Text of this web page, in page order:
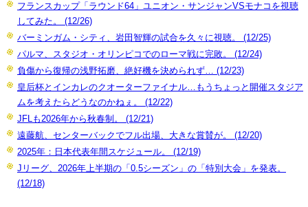
フランスカップ「ラウンド64」ユニオン・サンジャンVSモナコを視聴
してみた。 (12/26)
バーミンガム・シティ、岩田智輝の試合を久々に視聴。 (12/25)
パルマ、スタジオ・オリンピコでのローマ戦に完敗。 (12/24)
負傷から復帰の浅野拓磨、絶好機を決められず… (12/23)
皇后杯とインカレのクオーターファイナル…もうちょっと開催スタジア
ムを考えたらどうなのかねぇ。 (12/22)
JFLも2026年から秋春制。 (12/21)
遠藤航、センターバックでフル出場、大きな賞賛が。 (12/20)
2025年：日本代表年間スケジュール。 (12/19)
Jリーグ、2026年上半期の「0.5シーズン」の「特別大会」を発表。
(12/18)